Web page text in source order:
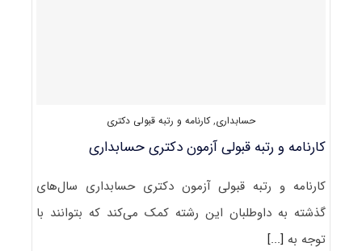
حسابداری,کارنامه و رتبه قبولی دکتری
کارنامه و رتبه قبولی آزمون دکتری حسابداری
کارنامه و رتبه قبولی آزمون دکتری حسابداری سال‌های
گذشته به داوطلبان این رشته کمک می‌کند که بتوانند با
توجه به [...]